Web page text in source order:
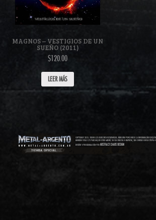
MAGNOS – VESTIGIOS DE UN
SUEÑO (2011)
$120.00
LEER MÁS